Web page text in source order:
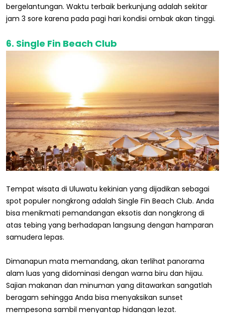
bergelantungan. Waktu terbaik berkunjung adalah sekitar
jam 3 sore karena pada pagi hari kondisi ombak akan tinggi.
6. Single Fin Beach Club
Tempat wisata di Uluwatu kekinian yang dijadikan sebagai
spot populer nongkrong adalah Single Fin Beach Club. Anda
bisa menikmati pemandangan eksotis dan nongkrong di
atas tebing yang berhadapan langsung dengan hamparan
samudera lepas.
Dimanapun mata memandang, akan terlihat panorama
alam luas yang didominasi dengan warna biru dan hijau.
Sajian makanan dan minuman yang ditawarkan sangatlah
beragam sehingga Anda bisa menyaksikan sunset
mempesona sambil menyantap hidangan lezat.